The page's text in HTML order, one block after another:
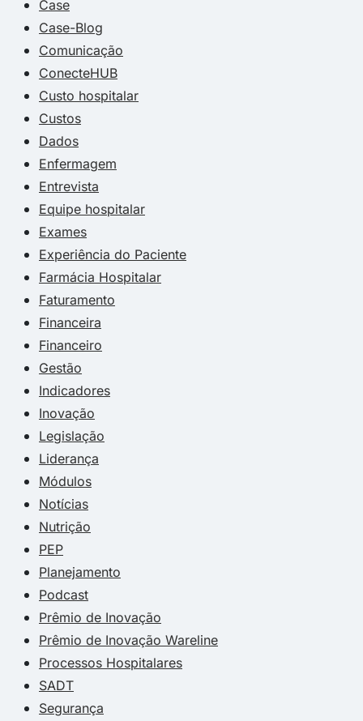
Case
Case-Blog
Comunicação
ConecteHUB
Custo hospitalar
Custos
Dados
Enfermagem
Entrevista
Equipe hospitalar
Exames
Experiência do Paciente
Farmácia Hospitalar
Faturamento
Financeira
Financeiro
Gestão
Indicadores
Inovação
Legislação
Liderança
Módulos
Notícias
Nutrição
PEP
Planejamento
Podcast
Prêmio de Inovação
Prêmio de Inovação Wareline
Processos Hospitalares
SADT
Segurança